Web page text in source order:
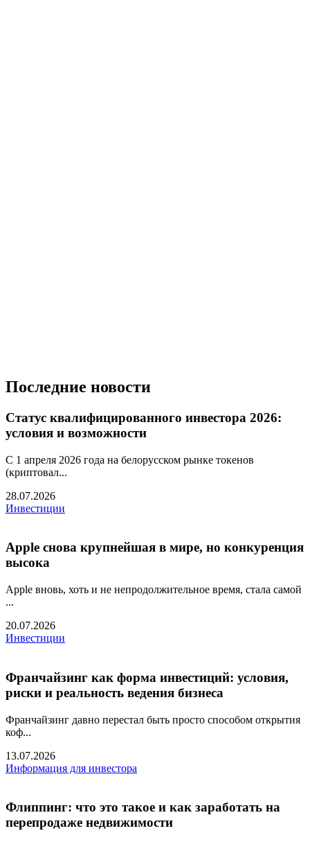
Последние новости
Статус квалифицированного инвестора 2026:
условия и возможности
С 1 апреля 2026 года на белорусском рынке токенов
(криптовал...
28.07.2026
Инвестиции
Apple снова крупнейшая в мире, но конкуренция
высока
Apple вновь, хоть и не непродолжительное время, стала самой
...
20.07.2026
Инвестиции
Франчайзинг как форма инвестиций: условия,
риски и реальность ведения бизнеса
Франчайзинг давно перестал быть просто способом открытия
коф...
13.07.2026
Информация для инвестора
Флиппинг: что это такое и как заработать на
перепродаже недвижимости